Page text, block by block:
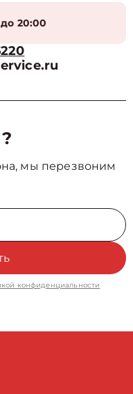
20:00
мы перезвоним
конфиденциальности